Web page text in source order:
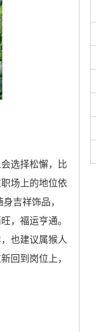
选择松懈，比
场上的地位依
吉祥饰品，
，福运亨通。
也建议属猴人
回到岗位上，